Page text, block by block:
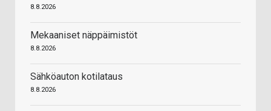
8.8.2026
Mekaaniset näppäimistöt
8.8.2026
Sähköauton kotilataus
8.8.2026